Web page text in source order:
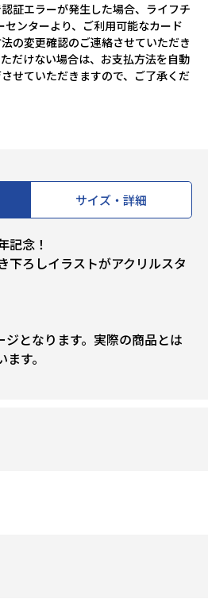
証エラーが発生した場合、ライフチ
センターより、ご利用可能なカード
の変更確認のご連絡させていただき
だけない場合は、お支払方法を自動
せていただきますので、ご了承くだ
サイズ・詳細
記念！
下ろしイラストがアクリルスタ
ジとなります。実際の商品とは
す。